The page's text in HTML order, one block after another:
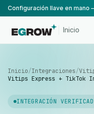
Inicio
Inicio/Integraciones/
Vitips Express + TikTok
INTEGRACIÓN